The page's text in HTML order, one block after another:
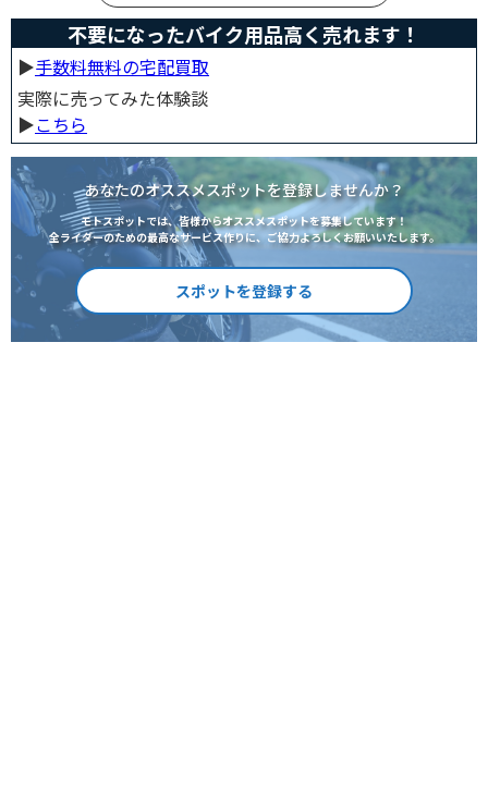
不要になったバイク用品高く売れます！
▶︎手数料無料の宅配買取
実際に売ってみた体験談
▶︎こちら
あなたのオススメスポットを登録しませんか？
モトスポットでは、皆様からオススメスポットを募集しています！
全ライダーのための最高なサービス作りに、ご協力よろしくお願いいたします。
スポットを登録する